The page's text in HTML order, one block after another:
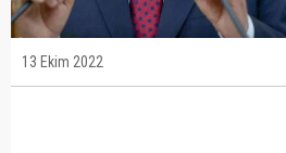
13 Ekim 2022